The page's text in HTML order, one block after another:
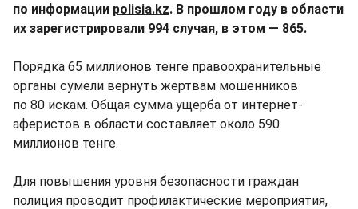
по информации polisia.kz. В прошлом году в области
их зарегистрировали 994 случая, в этом — 865.
Порядка 65 миллионов тенге правоохранительные
органы сумели вернуть жертвам мошенников
по 80 искам. Общая сумма ущерба от интернет-
аферистов в области составляет около 590
миллионов тенге.
Для повышения уровня безопасности граждан
полиция проводит профилактические мероприятия,